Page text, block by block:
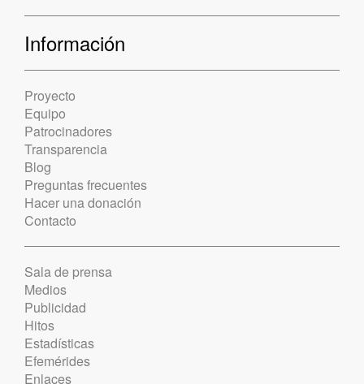
Información
Proyecto
Equipo
Patrocinadores
Transparencia
Blog
Preguntas frecuentes
Hacer una donación
Contacto
Sala de prensa
Medios
Publicidad
Hitos
Estadísticas
Efemérides
Enlaces